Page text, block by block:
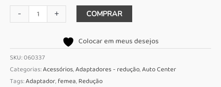
-
Adaptador
Redução
x
1"
Ref.
+ COMPRAR
Colocar em meus desejos
SKU:060337
Categorias:Acessórios,Adaptadores - redução,Auto Center
Tags:Adaptador,femea,Redução